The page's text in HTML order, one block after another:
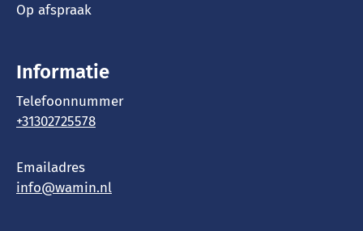
Op afspraak
Informatie
Telefoonnummer
+31302725578
Emailadres
info@wamin.nl